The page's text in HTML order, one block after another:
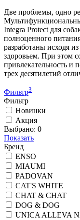
Две проблемы, одно
Integra Protect для
полноценного
разработаны исходя
здоровьем. При этом
привлекательность и
трех десятилетий
Фильтр3
Фильтр
Новинки
Акция
Выбрано: 0
Показать
Бренд
ENSO
MIAUMI
PADOVAN
CAT'S WHITE
CHAT & CHAT
DOG & DOG
UNICA ALLEVA